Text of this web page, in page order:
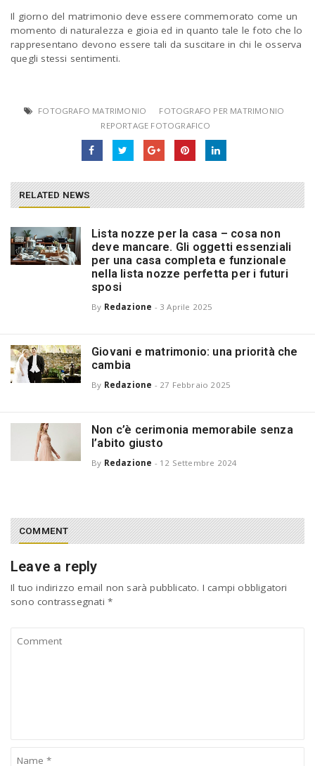
Il giorno del matrimonio deve essere commemorato come un
momento di naturalezza e gioia ed in quanto tale le foto che lo
rappresentano devono essere tali da suscitare in chi le osserva
quegli stessi sentimenti.
FOTOGRAFO MATRIMONIO
FOTOGRAFO PER MATRIMONIO
REPORTAGE FOTOGRAFICO
RELATED NEWS
Lista nozze per la casa – cosa non
deve mancare. Gli oggetti essenziali
per una casa completa e funzionale
nella lista nozze perfetta per i futuri
sposi
By Redazione - 3 Aprile 2025
Giovani e matrimonio: una priorità che
cambia
By Redazione - 27 Febbraio 2025
Non c’è cerimonia memorabile senza
l’abito giusto
By Redazione - 12 Settembre 2024
COMMENT
Leave a reply
Il tuo indirizzo email non sarà pubblicato. I campi obbligatori
sono contrassegnati *